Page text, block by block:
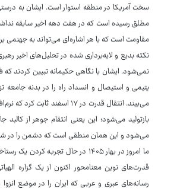
سخت آمریکا در منطقه استوار است. ایشان به
مطلق رسیده است که در هفت دهه اخیر سابقه
مقاومت است که با هر اشاره‌ای می‌تواند به جهنمی
نکته بدیع و لایه‌برداری شده در تحلیل‌های اخیر
نمی‌شود. ایشان با نگاهی حکیمانه تبیین
یتیمی و استیصال و انسداد راه را در بدنه
می‌بیند. انتقال قدرت در ۱۷
بازتولید می‌شود؛ این یعنی انتقام جوهر از
می‌شود و این همان منطقی است که دشمن را در
ما امروز در بهار ۱۴۰۵ در حال
قدرت‌های نوین معنامحور اکنون از یک گزاره
رسانه‌های عبری و عربی که ایران را در موضع